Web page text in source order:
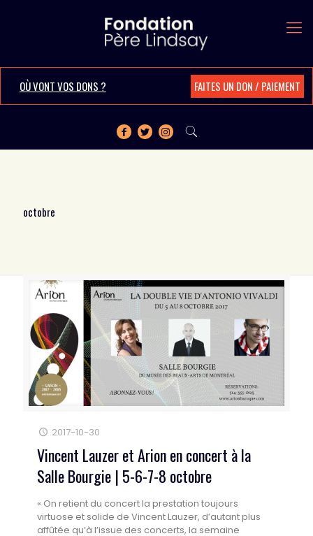
OÙ VONT VOS DONS ? FAITES UN DON / PAIEMENT
octobre
2017-10-30
Vincent Lauzer et Arion en concert à la
Salle Bourgie | 5-6-7-8 octobre
« On retient du concert la prestation toujours
virtuose et solide de Vincent Lauzer, d’autant plus
affûtée qu’à l’issue des concerts, la semaine